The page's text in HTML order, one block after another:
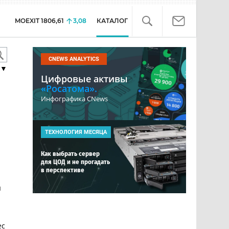
MOEXIT 1806,61 3,08 КАТАЛОГ
CNEWS ANALYTICS
Цифровые активы
«Росатома».
Инфографика CNews
ТЕХНОЛОГИЯ МЕСЯЦА
Как выбрать сервер
для ЦОД и не прогадать
в перспективе